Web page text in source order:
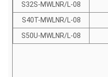
S32S-MWLNR/L-08
S40T-MWLNR/L-08
S50U-MWLNR/L-08